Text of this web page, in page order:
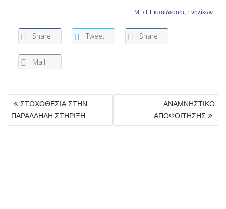
M.Ed. Εκπαίδευσης Ενηλίκων
Share Tweet Share
Mail
ΠΛΟΉΓΗΣΗ
ΆΡΘΡΩΝ
ΣΤΟΧΟΘΕΣΙΑ ΣΤΗΝ
ΠΑΡΑΛΛΗΛΗ ΣΤΗΡΙΞΗ
ΑΝΑΜΝΗΣΤΙΚΟ
ΑΠΟΦΟΙΤΗΣΗΣ